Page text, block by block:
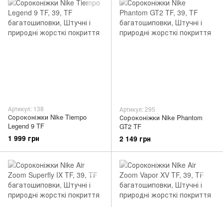
Артикул: 138
Сороконіжки Nike Tiempo
Legend 9 TF
1 999 грн
Артикул: 295
Сороконіжки Nike Phantom
GT2 TF
2 149 грн